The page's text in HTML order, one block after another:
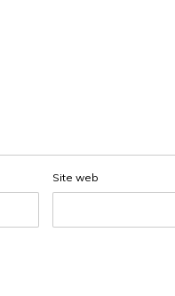
Site web